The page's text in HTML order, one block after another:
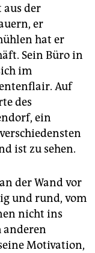
aus der
er
hat er
Sein Büro in
im
Auf
des
ein
ist zu sehen.
der Wand vor
und rund, vom
nicht ins
anderen
Motivation,